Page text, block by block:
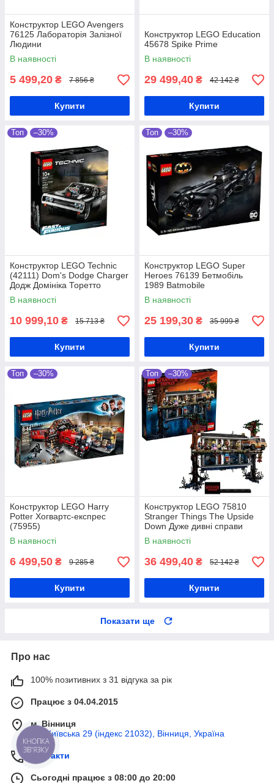
Конструктор LEGO Avengers
76125 Лабораторія Залізної
Людини
В наявності
5 499,20 ₴ 7 856 ₴
Купити
Конструктор LEGO Education
45678 Spike Prime
В наявності
29 499,40 ₴ 42 142 ₴
Купити
Топ –30%
Конструктор LEGO Technic
(42111) Dom's Dodge Charger
Додж Домініка Торетто
В наявності
10 999,10 ₴ 15 713 ₴
Купити
Топ –30%
Конструктор LEGO Super
Heroes 76139 Бетмобіль
1989 Batmobile
В наявності
25 199,30 ₴ 35 999 ₴
Купити
Топ –30%
Конструктор LEGO Harry
Potter Хогвартс-експрес
(75955)
В наявності
6 499,50 ₴ 9 285 ₴
Купити
Топ –30%
Конструктор LEGO 75810
Stranger Things The Upside
Down Дуже дивні справи
Догори дригом
В наявності
36 499,40 ₴ 52 142 ₴
Купити
Показати ще
Про нас
100% позитивних з 31 відгука за рік
Працює з 04.04.2015
м. Вінниця
вул Київська 29 (індекс 21032), Вінниця, Україна
Контакти
Сьогодні працює з 08:00 до 20:00
КНОПКА
ЗВ'ЯЗКУ